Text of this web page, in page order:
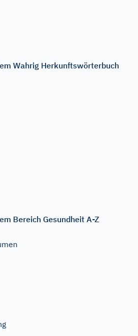
Wahrig Herkunftswörterbuch
Bereich Gesundheit A-Z